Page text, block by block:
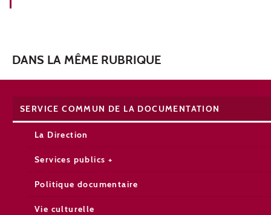
DANS LA MÊME RUBRIQUE
SERVICE COMMUN DE LA DOCUMENTATION
La Direction
Services publics +
Politique documentaire
Vie culturelle